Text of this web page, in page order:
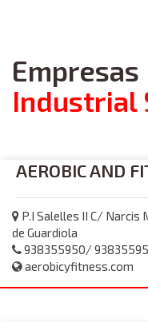
Empresas
Industrial
AEROBIC AND
P.I Salelles II C/
de Guardiola
938355950/
aerobicyfitness.com